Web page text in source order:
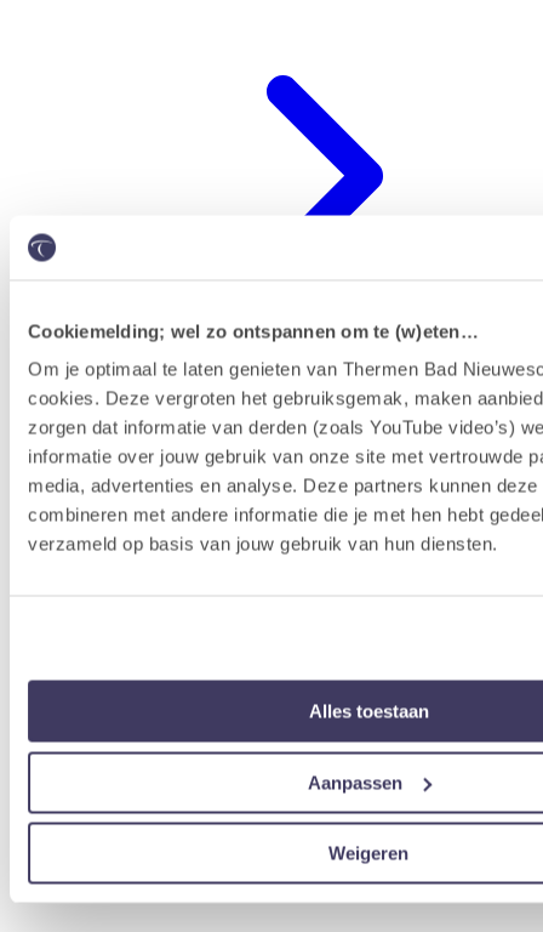
Cookiemelding; wel zo ontspannen om te (w)eten…
Om je optimaal te laten genieten van Thermen Bad
cookies. Deze vergroten het gebruiksgemak, maken
zorgen dat informatie van derden (zoals YouTube video’s)
informatie over jouw gebruik van onze site met vertrouwde
media, advertenties en analyse. Deze partners kunnen deze
combineren met andere informatie die je met hen hebt
verzameld op basis van jouw gebruik van hun diensten.
Alles toestaan
Aanpassen
Weigeren
Erlebnisprogramm